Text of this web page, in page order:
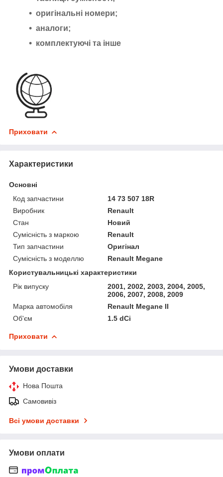
оригінальні номери;
аналоги;
комплектуючі та інше
Приховати
Характеристики
Основні
Код запчастини
14 73 507 18R
Виробник
Renault
Стан
Новий
Сумісність з маркою
Renault
Тип запчастини
Оригінал
Сумісність з моделлю
Renault Megane
Користувальницькі характеристики
Рік випуску
2001, 2002, 2003, 2004, 2005,
2006, 2007, 2008, 2009
Марка автомобіля
Renault Megane II
Об'єм
1.5 dCi
Приховати
Умови доставки
Нова Пошта
Самовивіз
Всі умови доставки
Умови оплати